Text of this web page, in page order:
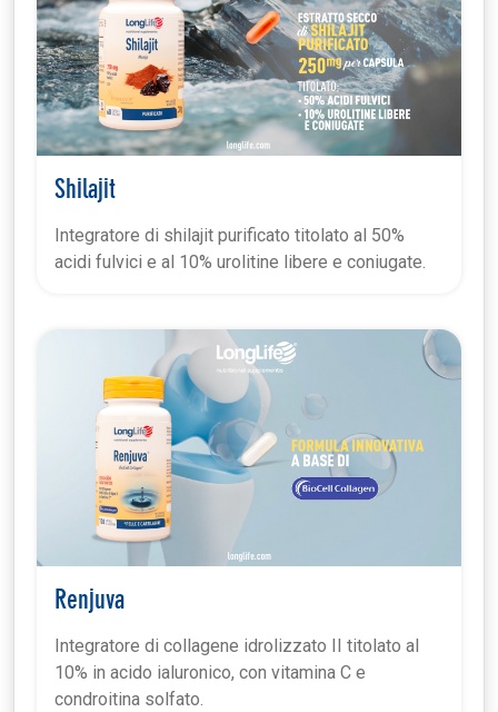
Shilajit
Integratore di shilajit purificato titolato al 50%
acidi fulvici e al 10% urolitine libere e coniugate.
Renjuva
Integratore di collagene idrolizzato II titolato al
10% in acido ialuronico, con vitamina C e
condroitina solfato.